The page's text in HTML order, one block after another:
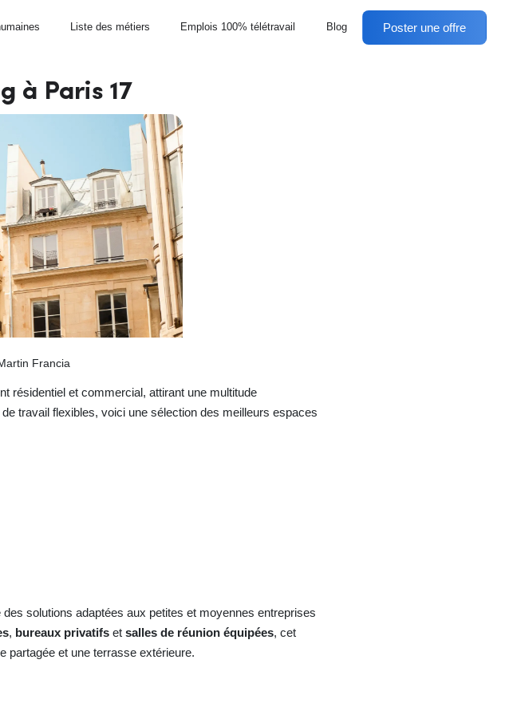
Liste des métiers Emplois 100% télétravail Blog Poster une offre
à Paris 17
Francia
résidentiel et commercial, attirant une multitude
travail flexibles, voici une sélection des meilleurs espaces
solutions adaptées aux petites et moyennes entreprises
, bureaux privatifs et salles de réunion équipées, cet
partagée et une terrasse extérieure.